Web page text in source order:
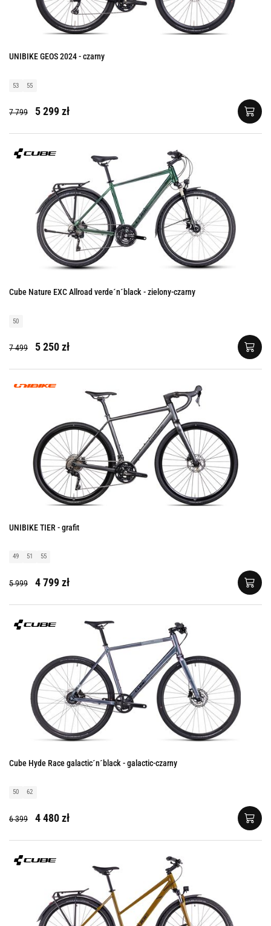
UNIBIKE GEOS 2024 - czarny
53 55
7 799 5 299 zł
Cube Nature EXC Allroad verde´n´black - zielony-czarny
50
7 499 5 250 zł
UNIBIKE TIER - grafit
49 51 55
5 999 4 799 zł
Cube Hyde Race galactic´n´black - galactic-czarny
50 62
6 399 4 480 zł